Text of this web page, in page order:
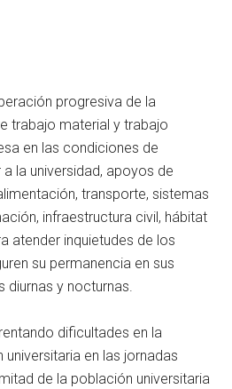
progresiva de la
trabajo material y trabajo
en las condiciones de
la universidad, apoyos de
transporte, sistemas
infraestructura civil, hábitat
atender inquietudes de los
su permanencia en sus
diurnas y nocturnas.
dificultades en la
en las jornadas
de la población universitaria